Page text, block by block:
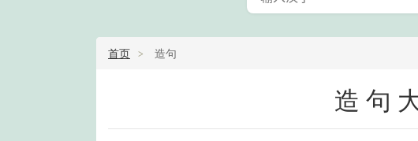
首页 造句
造句